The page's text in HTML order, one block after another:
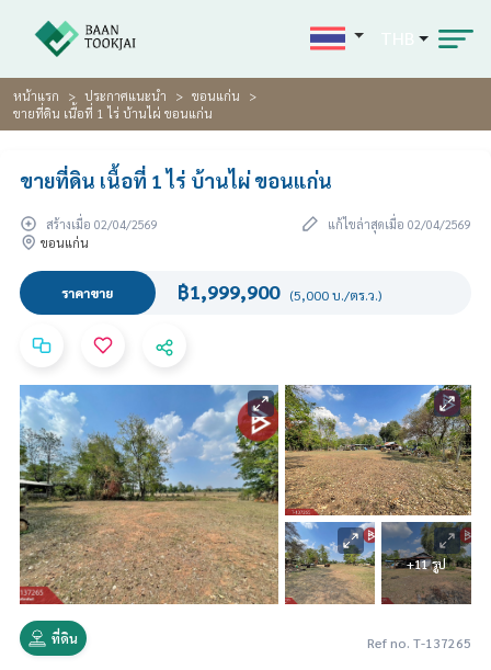
หน้าแรก ประกาศแนะนำ
ขอนแก่น
ขายที่ดิน เนื้อที่ 1 ไร่ บ้านไผ่ ขอนแก่น
ขายที่ดิน เนื้อที่ 1 ไร่ บ้านไผ่ ขอนแก่น
สร้างเมื่อ 02/04/2569
แก้ไขล่าสุดเมื่อ 02/04/2569
ขอนแก่น
ราคาขาย ฿1,999,900 (5,000 บ./ตร.ว.)
+11 รูป
ที่ดิน Ref no. T-137265